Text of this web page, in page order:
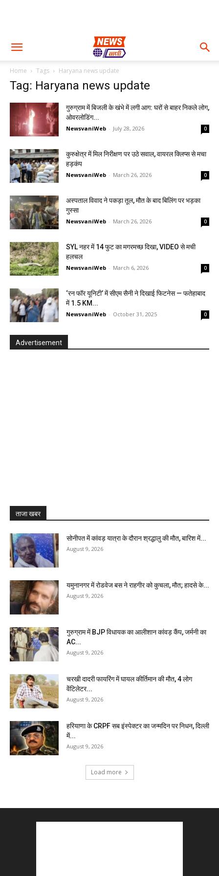
Home Tags Haryana news update
Tag: Haryana news update
गुरुग्राम में बिजली के खंभे में लगी आग: घरों से बाहर निकले लोग,
ओवरलोडिंग...
NewsvaniWeb - July 28, 2026 0
कुरुक्षेत्र में मिल निरीक्षण पर उठे सवाल, वायरल क्लिप्स से मचा
हड़कंप
NewsvaniWeb - March 26, 2026 0
अस्पताल विवाद ने पकड़ा तूल, मौत के बाद बिलिंग पर भड़का
गुस्सा
NewsvaniWeb - March 26, 2026 0
SYL नहर में 14 फुट का मगरमच्छ दिखा, VIDEO से मची
हलचल
NewsvaniWeb - March 6, 2026 0
‘रन फॉर यूनिटी’ में सीएम सैनी ने दिखाई फिटनेस — फतेहाबाद
में 1.5 KM...
NewsvaniWeb - October 31, 2025 0
Advertisement
ताजा खबर
सोनीपत में कांवड़ यात्रा के दौरान श्रद्धालु की मौत, बारिश में...
August 9, 2026
यमुनानगर में रोडवेज बस ने राहगीर को कुचला, मौत; हादसे के...
August 9, 2026
गुरुग्राम में BJP विधायक का आलीशान कांवड़ कैंप, जर्मनी का
AC...
August 9, 2026
चरखी दादरी फायरिंग में घायल कीर्तिमान की मौत, 4 लोग
वेंटिलेटर...
August 9, 2026
हरियाणा के CRPF सब इंस्पेक्टर का जन्मदिन पर निधन, दिल्ली
में...
August 9, 2026
Load more